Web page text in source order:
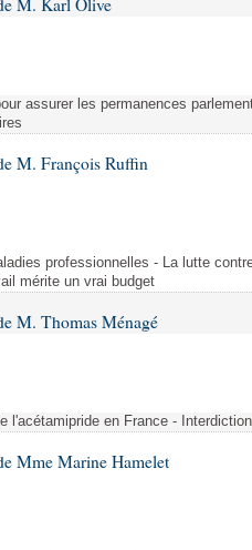
lois
M. Karl Olive
assurer les permanences
M. François Ruffin
professionnelles - La lutte
mérite un vrai budget
M. Thomas Ménagé
l'acétamipride en France -
Mme Marine Hamelet